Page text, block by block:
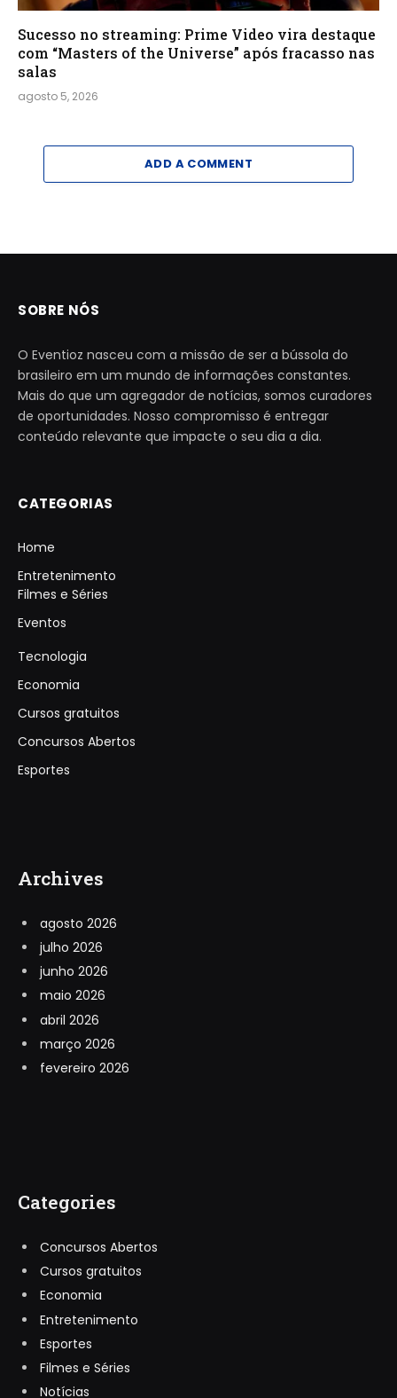
Sucesso no streaming: Prime Video vira destaque
com “Masters of the Universe” após fracasso nas
salas
agosto 5, 2026
ADD A COMMENT
SOBRE NÓS
O Eventioz nasceu com a missão de ser a bússola do
brasileiro em um mundo de informações constantes.
Mais do que um agregador de notícias, somos curadores
de oportunidades. Nosso compromisso é entregar
conteúdo relevante que impacte o seu dia a dia.
CATEGORIAS
Home
Entretenimento
Filmes e Séries
Eventos
Tecnologia
Economia
Cursos gratuitos
Concursos Abertos
Esportes
Archives
agosto 2026
julho 2026
junho 2026
maio 2026
abril 2026
março 2026
fevereiro 2026
Categories
Concursos Abertos
Cursos gratuitos
Economia
Entretenimento
Esportes
Filmes e Séries
Notícias